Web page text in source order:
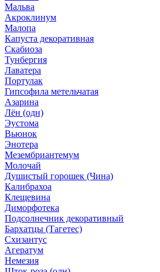
Мальва
Акроклинум
Малопа
Капуста декоративная
Скабиоза
Тунбергия
Лаватера
Портулак
Гипсофила метельчатая
Азарина
Лён (одн)
Эустома
Вьюнок
Энотера
Мезембриантемум
Молочай
Душистый горошек (Чина)
Калибрахоа
Клещевина
Диморфотека
Подсолнечник декоративный
Бархатцы (Тагетес)
Схизантус
Агератум
Немезия